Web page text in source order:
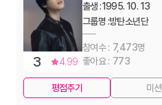
3 4.99
출생 :1995. 10. 13
그룹명 :방탄소년단
7,473
773
평점주기 미션